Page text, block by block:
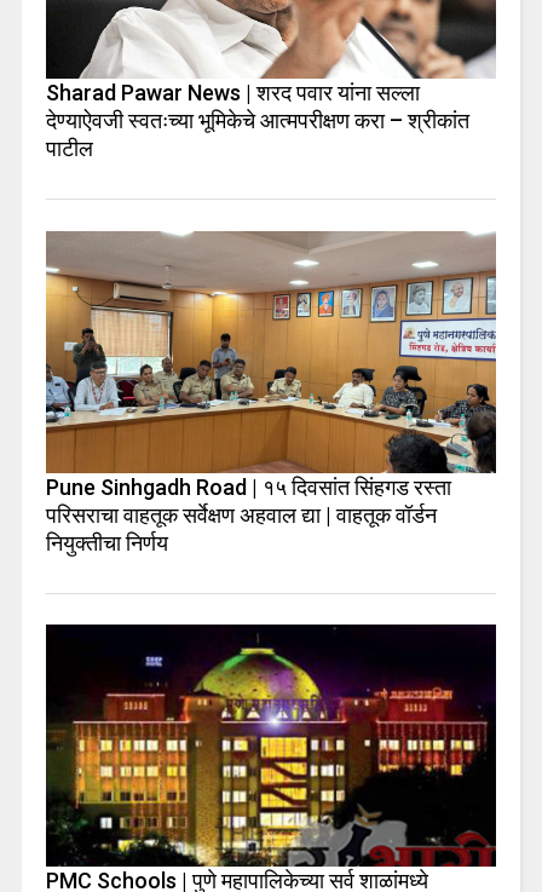
Sharad Pawar News | शरद पवार यांना सल्ला
देण्याऐवजी स्वतःच्या भूमिकेचे आत्मपरीक्षण करा – श्रीकांत
पाटील
Pune Sinhgadh Road | १५ दिवसांत सिंहगड रस्ता
परिसराचा वाहतूक सर्वेक्षण अहवाल द्या | वाहतूक वॉर्डन
नियुक्तीचा निर्णय
PMC Schools | पुणे महापालिकेच्या सर्व शाळांमध्ये